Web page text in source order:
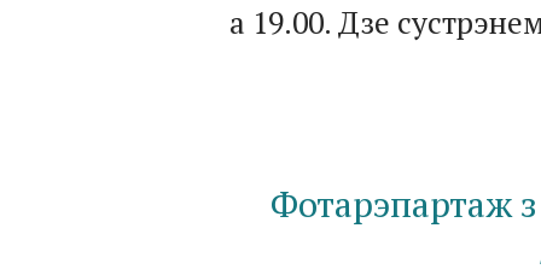
а 19.00. Дзе
Фотарэпартаж